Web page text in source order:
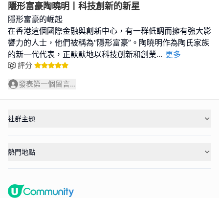
隱形富豪陶曉明丨科技創新的新星
隱形富豪的崛起
在香港這個國際金融與創新中心，有一群低調而擁有強大影
響力的人士，他們被稱為“隱形富豪”。陶曉明作為陶氏家族
的新一代代表，正默默地以科技創新和創業... 更多
評分
發表第一個留言...
社群主題
熱門地點